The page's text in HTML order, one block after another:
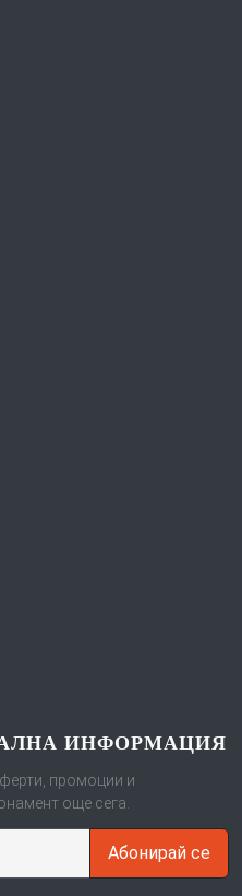
ИНФОРМАЦИЯ
промоции и
още сега.
Абонирай се